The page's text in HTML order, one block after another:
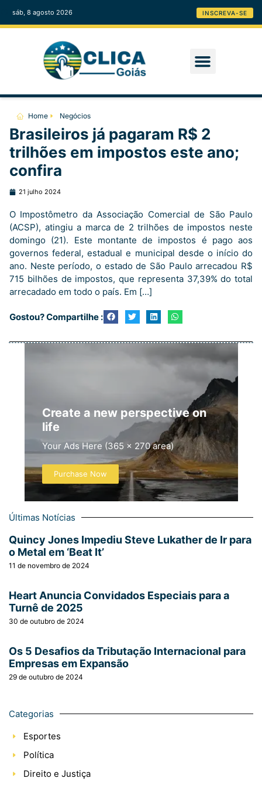
sáb, 8 agosto 2026 INSCREVA-SE
Home Negócios
Brasileiros já pagaram R$ 2
trilhões em impostos este ano;
confira
21 julho 2024
O Impostômetro da Associação Comercial de São Paulo
(ACSP), atingiu a marca de 2 trilhões de impostos neste
domingo (21). Este montante de impostos é pago aos
governos federal, estadual e municipal desde o início do
ano. Neste período, o estado de São Paulo arrecadou R$
715 bilhões de impostos, que representa 37,39% do total
arrecadado em todo o país. Em […]
Gostou? Compartilhe :
Create a new perspective on
life
Your Ads Here (365 x 270 area)
Purchase Now
Últimas Notícias
Quincy Jones Impediu Steve Lukather de Ir para
o Metal em ‘Beat It’
11 de novembro de 2024
Heart Anuncia Convidados Especiais para a
Turnê de 2025
30 de outubro de 2024
Os 5 Desafios da Tributação Internacional para
Empresas em Expansão
29 de outubro de 2024
Categorias
Esportes
Política
Direito e Justiça